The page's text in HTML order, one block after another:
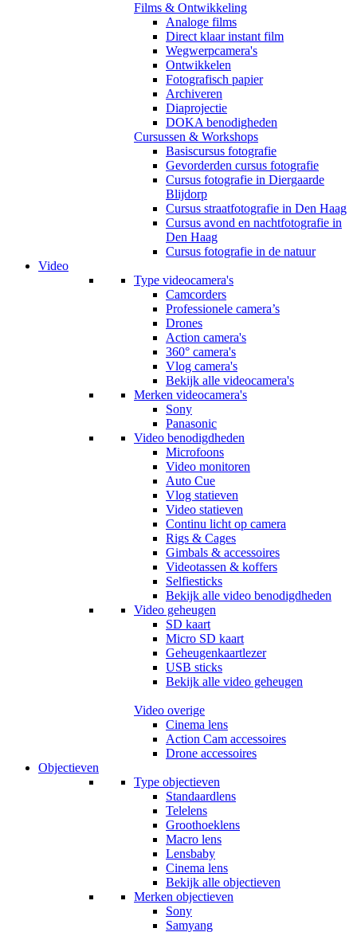
Films & Ontwikkeling
Analoge films
Direct klaar instant film
Wegwerpcamera's
Ontwikkelen
Fotografisch papier
Archiveren
Diaprojectie
DOKA benodigheden
Cursussen & Workshops
Basiscursus fotografie
Gevorderden cursus fotografie
Cursus fotografie in Diergaarde
Blijdorp
Cursus straatfotografie in Den Haag
Cursus avond en nachtfotografie in
Den Haag
Cursus fotografie in de natuur
Video
Type videocamera's
Camcorders
Professionele camera’s
Drones
Action camera's
360° camera's
Vlog camera's
Bekijk alle videocamera's
Merken videocamera's
Sony
Panasonic
Video benodigdheden
Microfoons
Video monitoren
Auto Cue
Vlog statieven
Video statieven
Continu licht op camera
Rigs & Cages
Gimbals & accessoires
Videotassen & koffers
Selfiesticks
Bekijk alle video benodigdheden
Video geheugen
SD kaart
Micro SD kaart
Geheugenkaartlezer
USB sticks
Bekijk alle video geheugen
Video overige
Cinema lens
Action Cam accessoires
Drone accessoires
Objectieven
Type objectieven
Standaardlens
Telelens
Groothoeklens
Macro lens
Lensbaby
Cinema lens
Bekijk alle objectieven
Merken objectieven
Sony
Samyang